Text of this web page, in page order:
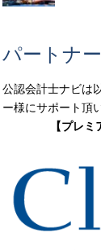
パートナ
公認会計士ナビは
ー様にサポート頂
【プレミ